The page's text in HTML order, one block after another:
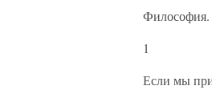
Философия.
1
Если мы